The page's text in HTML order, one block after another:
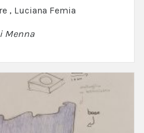
, Luciana Femia
Menna